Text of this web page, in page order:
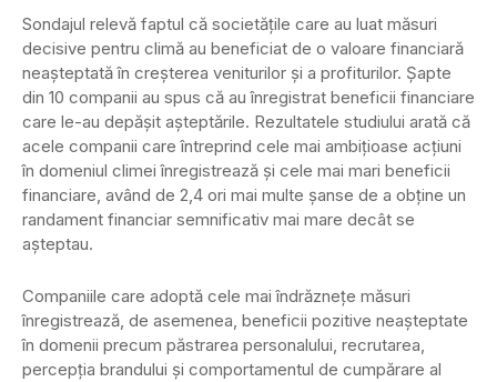
Sondajul relevă faptul că societățile care au luat măsuri
decisive pentru climă au beneficiat de o valoare financiară
neașteptată în creșterea veniturilor și a profiturilor. Șapte
din 10 companii au spus că au înregistrat beneficii financiare
care le-au depășit așteptările. Rezultatele studiului arată că
acele companii care întreprind cele mai ambițioase acțiuni
în domeniul climei înregistrează și cele mai mari beneficii
financiare, având de 2,4 ori mai multe șanse de a obține un
randament financiar semnificativ mai mare decât se
așteptau.
Companiile care adoptă cele mai îndrăznețe măsuri
înregistrează, de asemenea, beneficii pozitive neașteptate
în domenii precum păstrarea personalului, recrutarea,
percepția brandului și comportamentul de cumpărare al